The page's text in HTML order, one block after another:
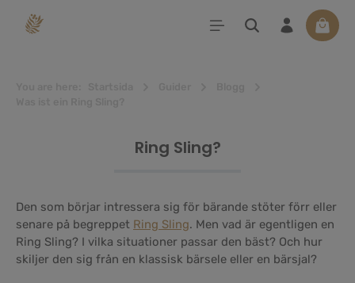
Ring Sling?
Den som börjar intressera sig för bärande stöter förr eller
senare på begreppet Ring Sling. Men vad är egentligen en
Ring Sling? I vilka situationer passar den bäst? Och hur
skiljer den sig från en klassisk bärsele eller en bärsjal?